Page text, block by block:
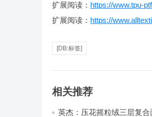
扩展阅读： https://www.tpu-
扩展阅读： https://
[DB:标签]
相关推荐
英杰：压花摇粒绒三层复